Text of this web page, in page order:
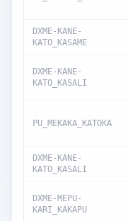
DXME-KANE-
KATO_KASAME
DXME-KANE-
KATO_KASALI
PU_MEKAKA_KATOKA
DXME-KANE-
KATO_KASALI
DXME-MEPU-
KARI_KAKAPU